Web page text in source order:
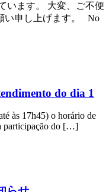
います。 大変、ご不便
い申し上げます。 No
do dia 1
às 17h45) o horário de
participação do […]